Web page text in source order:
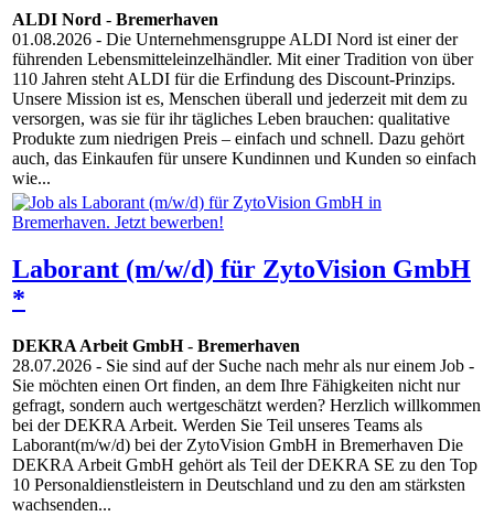
ALDI Nord - Bremerhaven
01.08.2026 - Die Unternehmensgruppe ALDI Nord ist einer der
führenden Lebensmitteleinzelhändler. Mit einer Tradition von über
110 Jahren steht ALDI für die Erfindung des Discount-Prinzips.
Unsere Mission ist es, Menschen überall und jederzeit mit dem zu
versorgen, was sie für ihr tägliches Leben brauchen: qualitative
Produkte zum niedrigen Preis – einfach und schnell. Dazu gehört
auch, das Einkaufen für unsere Kundinnen und Kunden so einfach
wie...
Laborant (m/w/d) für ZytoVision GmbH
*
DEKRA Arbeit GmbH- Bremerhaven
28.07.2026 - Sie sind auf der Suche nach mehr als nur einem Job -
Sie möchten einen Ort finden, an dem Ihre Fähigkeiten nicht nur
gefragt, sondern auch wertgeschätzt werden? Herzlich willkommen
bei der DEKRA Arbeit. Werden Sie Teil unseres Teams als
Laborant(m/w/d) bei der ZytoVision GmbH in Bremerhaven Die
DEKRA Arbeit GmbH gehört als Teil der DEKRA SE zu den Top
10 Personaldienstleistern in Deutschland und zu den am stärksten
wachsenden...